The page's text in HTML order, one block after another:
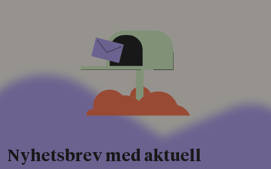
Nyhetsbrev med aktuell